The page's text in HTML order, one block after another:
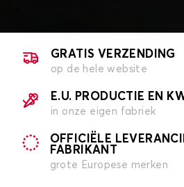
GRATIS VERZENDING
op de hele website
E.U. PRODUCTIE EN
in onze eigen fabriek
OFFICIËLE
FABRIKANT
grote Europese merken